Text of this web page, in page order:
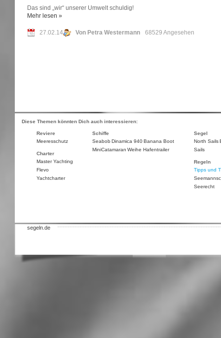
Das sind „wir“ unserer Umwelt schuldig!
Mehr lesen »
27.02.14 Von Petra Westermann 68529 Angesehen
Diese Themen könnten Dich auch interessieren:
Reviere
Meeresschutz
Charter
Master Yachting
Flevo
Yachtcharter
Schiffe
Seabob Dinamica 940Banana Boot
MiniCatamaran Weihe Hafentrailer
Segel
North Sails
Sails
Regeln
Tipps und
Seerecht
segeln.de